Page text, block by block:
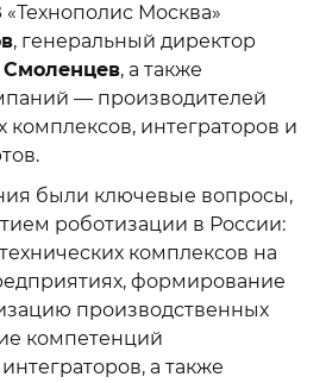
Москва»
, генеральный директор
Смоленцев, а также
— производителей
комплексов, интеграторов и
были ключевые вопросы,
роботизации в России:
комплексов на
формирование
производственных
компетенций
а также